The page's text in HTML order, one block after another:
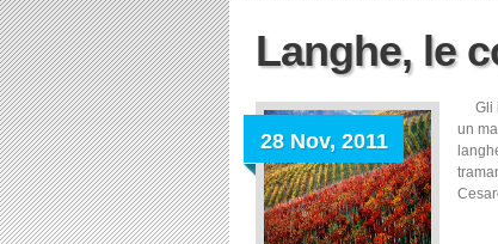
Langhe, le
28 Nov, 2011
Gli
un